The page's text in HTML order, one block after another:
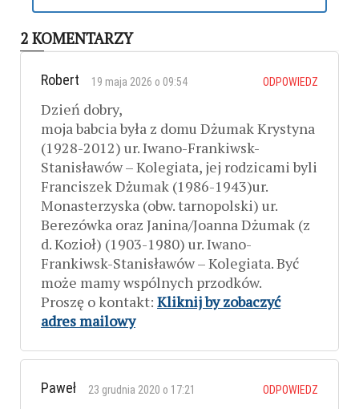
2 KOMENTARZY
Robert 19 maja 2026 o 09:54 ODPOWIEDZ
Dzień dobry,
moja babcia była z domu Dżumak Krystyna
(1928-2012) ur. Iwano-Frankiwsk-
Stanisławów – Kolegiata, jej rodzicami byli
Franciszek Dżumak (1986-1943)ur.
Monasterzyska (obw. tarnopolski) ur.
Berezówka oraz Janina/Joanna Dżumak (z
d. Kozioł) (1903-1980) ur. Iwano-
Frankiwsk-Stanisławów – Kolegiata. Być
może mamy wspólnych przodków.
Proszę o kontakt: Kliknij by zobaczyć
adres mailowy
Paweł 23 grudnia 2020 o 17:21 ODPOWIEDZ